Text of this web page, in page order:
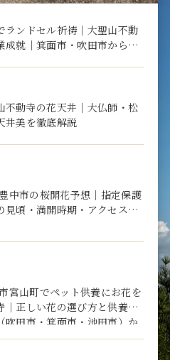
樹木葬
ブログ
ランドセル祈祷｜大聖山不動
成就｜箕面市・吹田市からア
不動寺の花天井｜大仏師・松
井美を徹底解説
中市の桜開花予想｜指定保護
見頃・満開時期・アクセス・
宮山町でペット供養にお花を
｜正しい花の選び方と供養の
吹田市・箕面市・池田市）か